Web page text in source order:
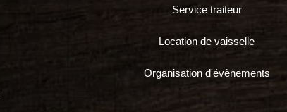
Service traiteur
Location de vaisselle
Organisation d'évènements